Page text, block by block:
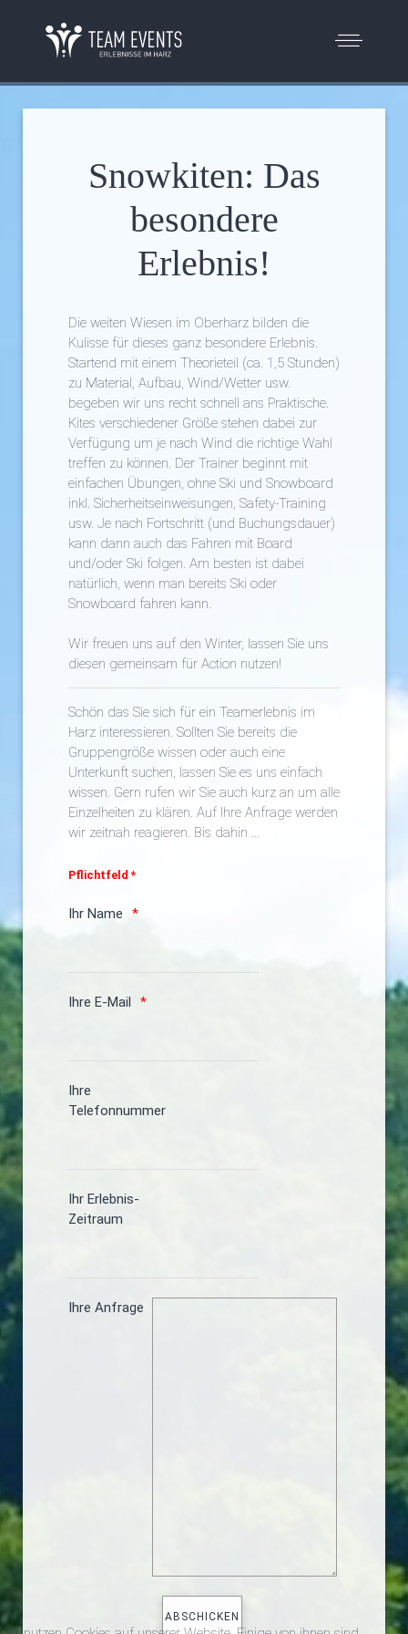
Snowkiten: Das
besondere
Erlebnis!
Die weiten Wiesen im Oberharz bilden die
Kulisse für dieses ganz besondere Erlebnis.
Startend mit einem Theorieteil (ca. 1,5 Stunden)
zu Material, Aufbau, Wind/Wetter usw.
begeben wir uns recht schnell ans Praktische.
Kites verschiedener Größe stehen dabei zur
Verfügung um je nach Wind die richtige Wahl
treffen zu können. Der Trainer beginnt mit
einfachen Übungen, ohne Ski und Snowboard
inkl. Sicherheitseinweisungen, Safety-Training
usw. Je nach Fortschritt (und Buchungsdauer)
kann dann auch das Fahren mit Board
und/oder Ski folgen. Am besten ist dabei
natürlich, wenn man bereits Ski oder
Snowboard fahren kann.
Wir freuen uns auf den Winter, lassen Sie uns
diesen gemeinsam für Action nutzen!
Schön das Sie sich für ein Teamerlebnis im
Harz interessieren. Sollten Sie bereits die
Gruppengröße wissen oder auch eine
Unterkunft suchen, lassen Sie es uns einfach
wissen. Gern rufen wir Sie auch kurz an um alle
Einzelheiten zu klären. Auf Ihre Anfrage werden
wir zeitnah reagieren. Bis dahin ...
Pflichtfeld *
Ihr Name
Ihre E-Mail
Ihre
Telefonnummer
Ihr Erlebnis-
Zeitraum
Ihre Anfrage